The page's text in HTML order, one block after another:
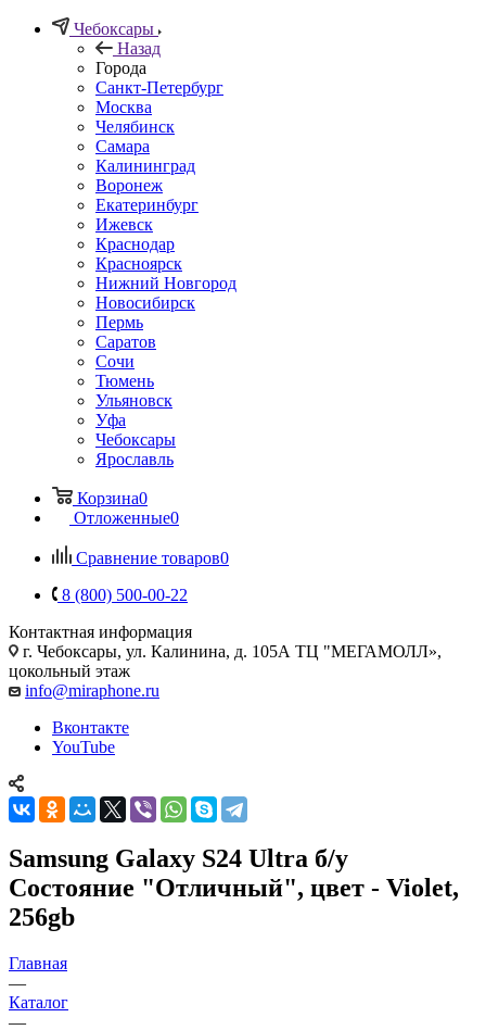
Чебоксары
Назад
Города
Санкт-Петербург
Москва
Челябинск
Самара
Калининград
Воронеж
Екатеринбург
Ижевск
Краснодар
Красноярск
Нижний Новгород
Новосибирск
Пермь
Саратов
Сочи
Тюмень
Ульяновск
Уфа
Чебоксары
Ярославль
Корзина0
Отложенные0
Сравнение товаров0
8 (800) 500-00-22
Контактная информация
г. Чебоксары, ул. Калинина, д. 105А ТЦ "МЕГАМОЛЛ»,
цокольный этаж
info@miraphone.ru
Вконтакте
YouTube
Samsung Galaxy S24 Ultra б/у
Состояние "Отличный", цвет - Violet,
256gb
Главная
—
Каталог
—